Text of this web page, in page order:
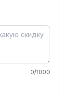
0/1000